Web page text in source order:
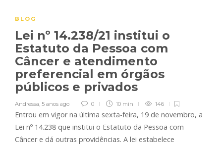
BLOG
Lei nº 14.238/21 institui o
Estatuto da Pessoa com
Câncer e atendimento
preferencial em órgãos
públicos e privados
Andressa 5 anos ago 0 10 min 146
Entrou em vigor na última sexta-feira, 19 de novembro, a
Lei nº 14.238 que institui o Estatuto da Pessoa com
Câncer e dá outras providências. A lei estabelece